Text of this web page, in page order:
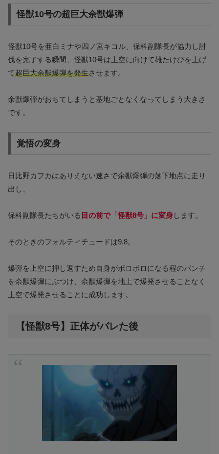
怪獣10号の超巨大余獣爆弾
怪獣10号を亜白ミナや四ノ宮キコル、保科副隊長が協力し討
伐を完了する瞬間、怪獣10号は上空に向けて雄たけびを上げ
て超巨大余獣爆弾を発生させます。
余獣爆弾がおちてしまうと基地ごとなくなってしまう大きさ
です。
覚悟の変身
日比野カフカはありえない速さで余獣爆弾の落下地点に走り
出し、
保科副隊長たちがいる 目の前で「怪獣8号」に変身します。
そのときのフォルティチュードは9.8。
爆弾を上空に押し返すため自身がボロボロになる程のパンチ
を余獣爆弾にぶつけ、余獣爆弾を地上で爆発させることなく
上空で爆発させることに成功します。
【怪獣8号】正体がバレた後